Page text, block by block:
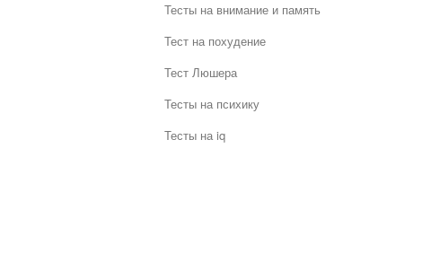
Тесты на внимание и память
Тест на похудение
Тест Люшера
Тесты на психику
Тесты на iq